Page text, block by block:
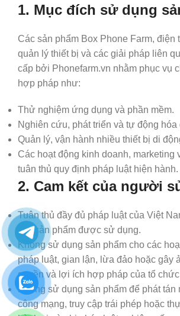
1. Mục đích sử dụng
Các sản phẩm Box Phone Farm, điện
quản lý thiết bị và các giải pháp liên
cấp bởi Phonefarm.vn nhằm phục vụ
hợp pháp như:
Thử nghiệm ứng dụng và phần mềm.
Nghiên cứu, phát triển và tự động hóa
Quản lý, vận hành nhiều thiết bị di
Các hoạt động kinh doanh, marketing
tuân thủ quy định pháp luật hiện hành.
2. Cam kết của người
Tuân thủ đầy đủ pháp luật của Việt
nơi sản phẩm được sử dụng.
Không sử dụng sản phẩm cho các
pháp luật, gian lận, lừa đảo hoặc gây
quyền và lợi ích hợp pháp của tổ
Không sử dụng sản phẩm để phát tán
công mạng, truy cập trái phép hoặc